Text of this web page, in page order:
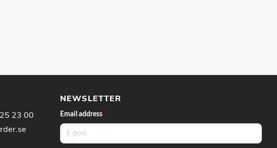
23 00
NEWSLETTER
Email address *